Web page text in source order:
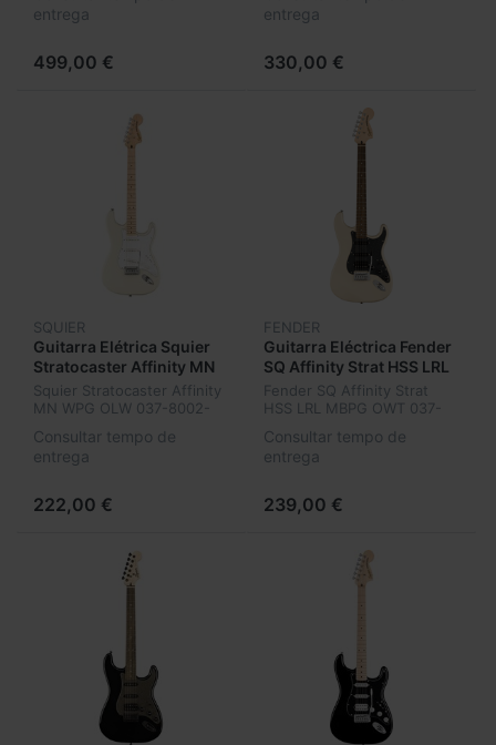
entrega
499,00 €
entrega
330,00 €
SQUIER
Guitarra Elétrica Squier
Stratocaster Affinity MN
WPG OLW 037-8002-505
Squier Stratocaster Affinity
MN WPG OLW 037-8002-
Consultar tempo de
entrega
222,00 €
FENDER
Guitarra Eléctrica Fender
SQ Affinity Strat HSS LRL
MBPG OWT 037-8108-
505
Fender SQ Affinity Strat
HSS LRL MBPG OWT 037-
Consultar tempo de
entrega
239,00 €